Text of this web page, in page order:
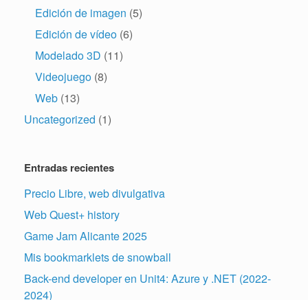
Edición de imagen (5)
Edición de vídeo (6)
Modelado 3D (11)
Videojuego (8)
Web (13)
Uncategorized (1)
Entradas recientes
Precio Libre, web divulgativa
Web Quest+ history
Game Jam Alicante 2025
Mis bookmarklets de snowball
Back-end developer en Unit4: Azure y .NET (2022-
2024)